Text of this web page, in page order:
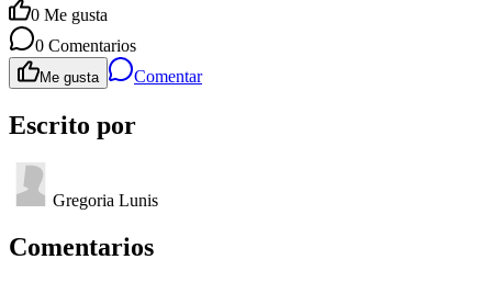
0 Me gusta
0 Comentarios
Me gusta Comentar
Escrito por
Gregoria Lunis
Comentarios